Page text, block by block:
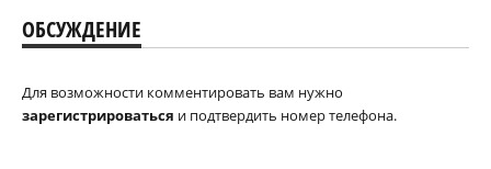
ОБСУЖДЕНИЕ
Для возможности комментировать вам нужно
зарегистрироваться и подтвердить номер телефона.